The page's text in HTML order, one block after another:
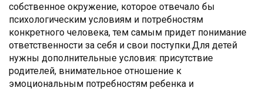
собственное окружение, которое отвечало бы
психологическим условиям и потребностям
конкретного человека, тем самым придет понимание
ответственности за себя и свои поступки.Для детей
нужны дополнительные условия: присутствие
родителей, внимательное отношение к
эмоциональным потребностям ребенка и